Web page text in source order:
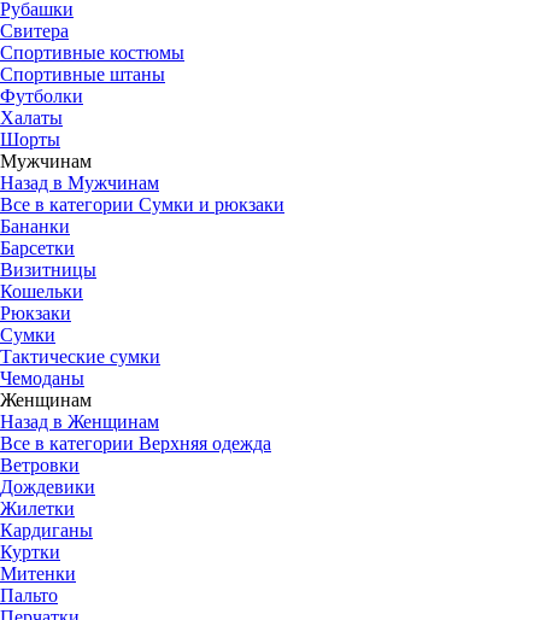
Рубашки
Свитера
Спортивные костюмы
Спортивные штаны
Футболки
Халаты
Шорты
Мужчинам
Назад в Мужчинам
Все в категории Сумки и рюкзаки
Бананки
Барсетки
Визитницы
Кошельки
Рюкзаки
Сумки
Тактические сумки
Чемоданы
Женщинам
Назад в Женщинам
Все в категории Верхняя одежда
Ветровки
Дождевики
Жилетки
Кардиганы
Куртки
Митенки
Пальто